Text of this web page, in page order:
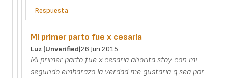
Respuesta
Mi primer parto fue x cesaria
Luz (unverified)26 Jun 2015
Mi primer parto fue x cesaria ahorita stoy con mi
segundo embarazo la verdad me gustaria q sea por